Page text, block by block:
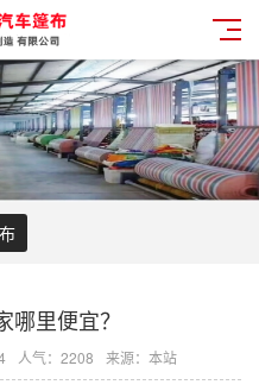
哪里便宜？
人气：2208 来源：本站